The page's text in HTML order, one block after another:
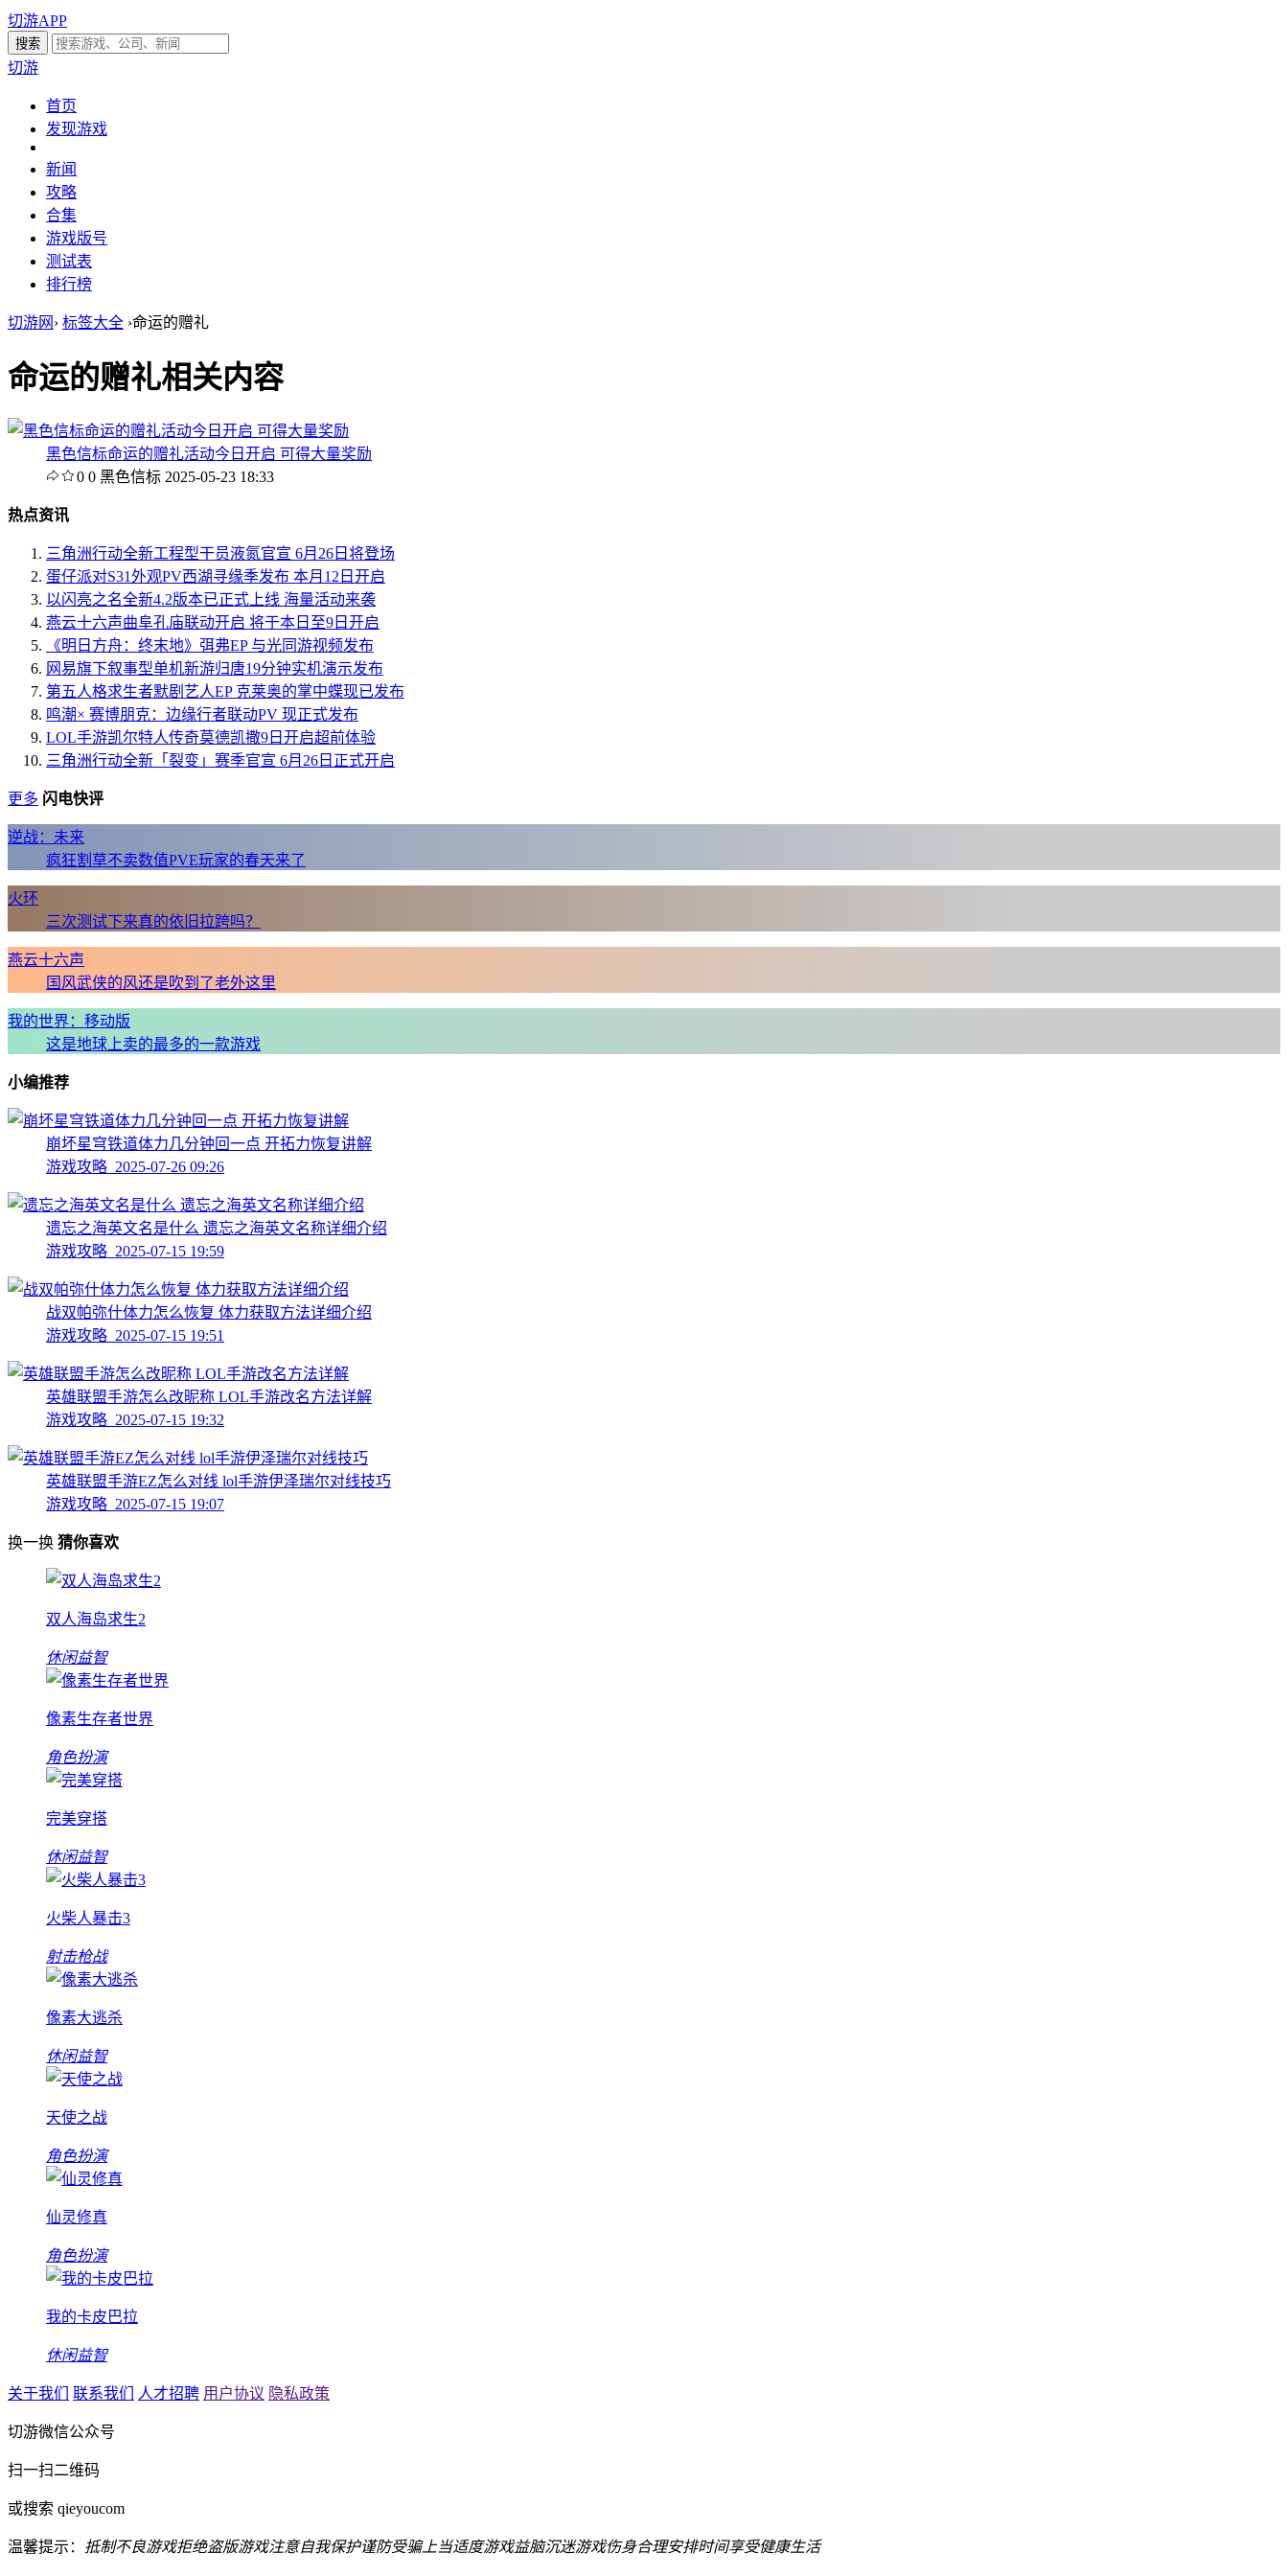
切游APP
切游
首页
发现游戏
新闻
攻略
合集
游戏版号
测试表
排行榜
切游网 › 标签大全 ›命运的赠礼
命运的赠礼相关内容
黑色信标命运的赠礼活动今日开启 可得大量奖励
0 0 黑色信标 2025-05-23 18:33
热点资讯
三角洲行动全新工程型干员液氮官宣 6月26日将登场
蛋仔派对S31外观PV西湖寻缘季发布 本月12日开启
以闪亮之名全新4.2版本已正式上线 海量活动来袭
燕云十六声曲阜孔庙联动开启 将于本日至9日开启
《明日方舟：终末地》弭弗EP 与光同游视频发布
网易旗下叙事型单机新游归唐19分钟实机演示发布
第五人格求生者默剧艺人EP 克莱奥的掌中蝶现已发布
鸣潮× 赛博朋克：边缘行者联动PV 现正式发布
LOL手游凯尔特人传奇莫德凯撒9日开启超前体验
三角洲行动全新「裂变」赛季官宣 6月26日正式开启
更多 闪电快评
逆战：未来
疯狂割草不卖数值PVE玩家的春天来了
火环
三次测试下来真的依旧拉跨吗？
燕云十六声
国风武侠的风还是吹到了老外这里
我的世界：移动版
这是地球上卖的最多的一款游戏
小编推荐
崩坏星穹铁道体力几分钟回一点 开拓力恢复讲解
游戏攻略 2025-07-26 09:26
遗忘之海英文名是什么 遗忘之海英文名称详细介绍
游戏攻略 2025-07-15 19:59
战双帕弥什体力怎么恢复 体力获取方法详细介绍
游戏攻略 2025-07-15 19:51
英雄联盟手游怎么改昵称 LOL手游改名方法详解
游戏攻略 2025-07-15 19:32
英雄联盟手游EZ怎么对线 lol手游伊泽瑞尔对线技巧
游戏攻略 2025-07-15 19:07
换一换 猜你喜欢
双人海岛求生2
休闲益智
像素生存者世界
角色扮演
完美穿搭
休闲益智
火柴人暴击3
射击枪战
像素大逃杀
休闲益智
天使之战
角色扮演
仙灵修真
角色扮演
我的卡皮巴拉
休闲益智
关于我们 联系我们 人才招聘 用户协议 隐私政策
切游微信公众号
扫一扫二维码
或搜索 qieyoucom
温馨提示： 抵制不良游戏拒绝盗版游戏注意自我保护谨防受骗上当适度游戏益脑沉迷游戏伤身合理安排时间享受健康生活